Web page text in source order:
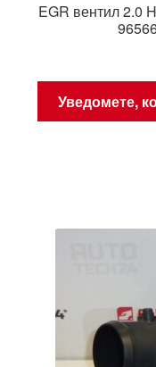
EGR вентил 2.0
Уведомете,